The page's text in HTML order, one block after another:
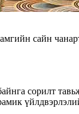
сайн
сорилт